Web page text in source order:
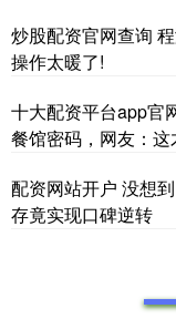
炒股配资官网查询
操作太暖了!
十大配资平台app官
餐馆密码，网友：这
配资网站开户 没想
存竟实现口碑逆转